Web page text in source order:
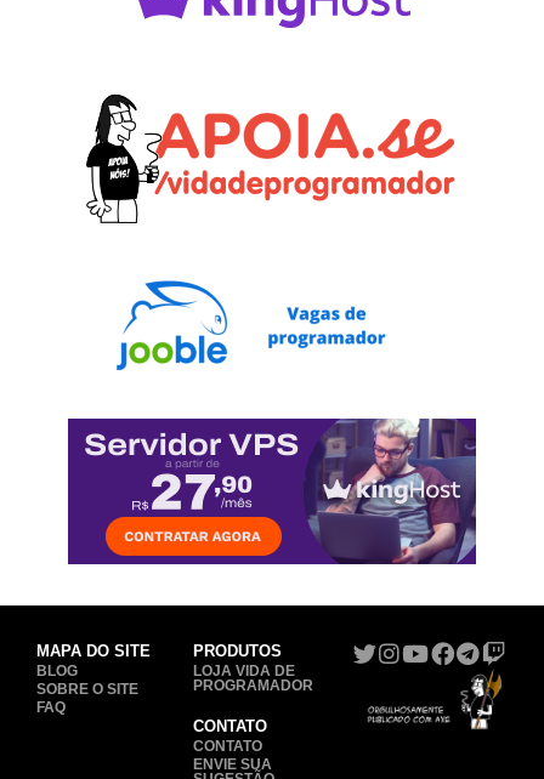
MAPA DO SITE
BLOG
SOBRE O SITE
FAQ
PRODUTOS
LOJA VIDA DE
PROGRAMADOR
CONTATO
CONTATO
ENVIE SUA